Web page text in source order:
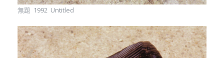
無題 1992 Untitled